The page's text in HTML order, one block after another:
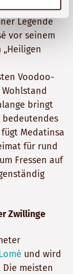
Legende
vor seinem
Voodoo-
bringt
bedeutendes
Medatinsa
für rund
Fressen auf
Zwillinge
und wird
meisten